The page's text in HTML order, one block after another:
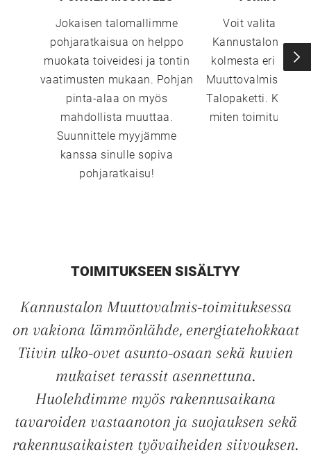
Jokaisen talomallimme
pohjaratkaisua on helppo
muokata toiveidesi ja tontin
vaatimusten mukaan. Pohjan
pinta-alaa on myös
mahdollista muuttaa.
Suunnittele myyjämme
kanssa sinulle sopiva
pohjaratkaisu!
Voit valita
Kannustalon
kolmesta eri
Muuttovalmis,
Talopaketti. Katso
miten
TOIMITUKSEEN SISÄLTYY
Kannustalon Muuttovalmis-toimituksessa
on vakiona lämmönlähde, energiatehokkaat
Tiivin ulko-ovet asunto-osaan sekä kuvien
mukaiset terassit asennettuna.
Huolehdimme myös rakennusaikana
tavaroiden vastaanoton ja suojauksen sekä
rakennusaikaisten työvaiheiden siivouksen.